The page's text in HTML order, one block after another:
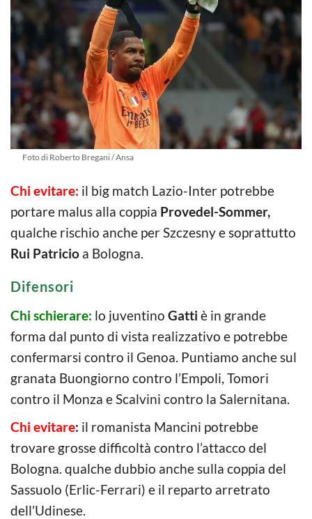
Foto di Roberto Bregani / Ansa
Chi evitare: il big match Lazio-Inter potrebbe
portare malus alla coppia Provedel-Sommer,
qualche rischio anche per Szczesny e soprattutto
Rui Patricio a Bologna.
Difensori
Chi schierare: lo juventino Gatti è in grande
forma dal punto di vista realizzativo e potrebbe
confermarsi contro il Genoa. Puntiamo anche sul
granata Buongiorno contro l’Empoli, Tomori
contro il Monza e Scalvini contro la Salernitana.
Chi evitare: il romanista Mancini potrebbe
trovare grosse difficoltà contro l’attacco del
Bologna. qualche dubbio anche sulla coppia del
Sassuolo (Erlic-Ferrari) e il reparto arretrato
dell’Udinese.